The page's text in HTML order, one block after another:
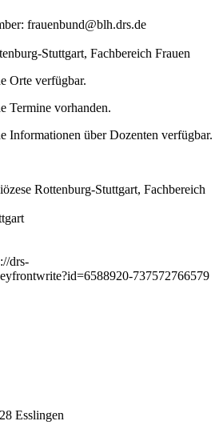
frauenbund@blh.drs.de
Stuttgart, Fachbereich Frauen
Orte verfügbar.
Termine vorhanden.
Informationen über Dozenten verfügbar.
Rottenburg-Stuttgart, Fachbereich
drs-
737572766579
Esslingen